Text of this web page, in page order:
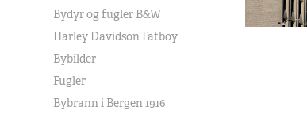
Bydyr og fugler B&W
Harley Davidson Fatboy
Bybilder
Fugler
Bybrann i Bergen 1916